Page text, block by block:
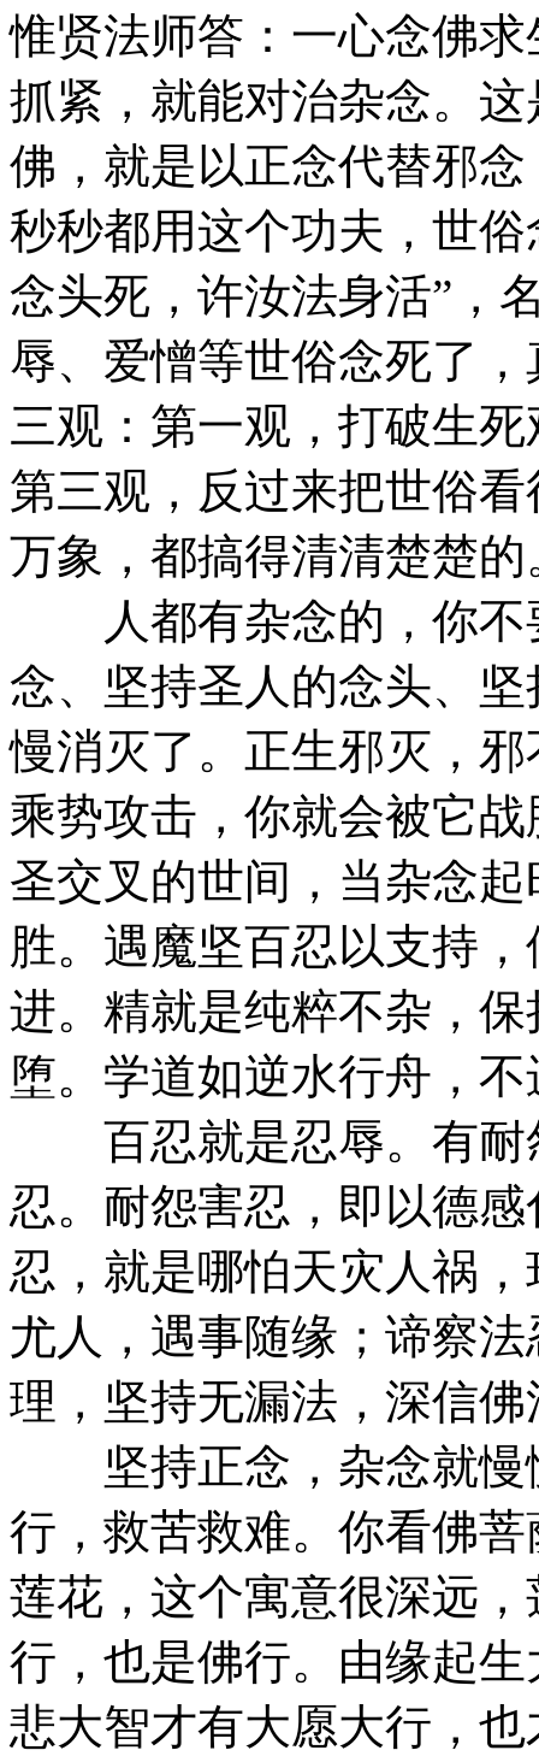
惟贤法师答：一心念佛
抓紧，就能对治杂念。
佛，就是以正念代替邪
秒秒都用这个功夫，世
念头死，许汝法身活”，
辱、爱憎等世俗念死了
三观：第一观，打破生
第三观，反过来把世俗
万象，都搞得清清楚楚
人都有杂念的，你不
念、坚持圣人的念头、
慢消灭了。正生邪灭，
乘势攻击，你就会被它
圣交叉的世间，当杂念
胜。遇魔坚百忍以支持
进。精就是纯粹不杂，
堕。学道如逆水行舟，
百忍就是忍辱。有耐
忍。耐怨害忍，即以德
忍，就是哪怕天灾人祸
尤人，遇事随缘；谛察
理，坚持无漏法，深信佛
坚持正念，杂念就慢
行，救苦救难。你看佛
莲花，这个寓意很深远
行，也是佛行。由缘起
悲大智才有大愿大行，